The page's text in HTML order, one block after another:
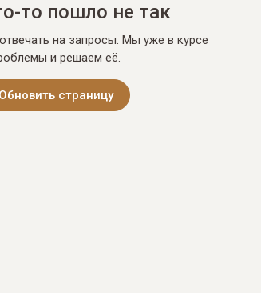
то пошло не так
на запросы. Мы уже в курсе
и решаем её.
Обновить страницу